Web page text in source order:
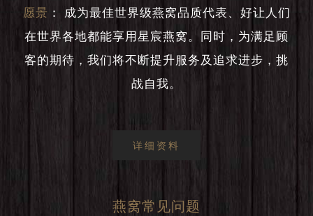
愿景 ：
成为最佳世界级燕窝品质代表、好让人们
在世界各地都能享用星宸燕窝。同时，为满足顾
客的期待，我们将不断提升服务及追求进步，挑
战自我。
详细资料
燕窝常见问题